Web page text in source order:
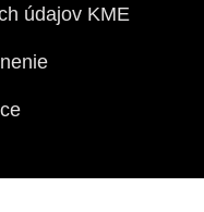
údajov KME